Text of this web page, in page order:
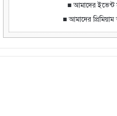
■ আমাদের ইভেন্ট
■ আমাদের প্রিমিয়াম